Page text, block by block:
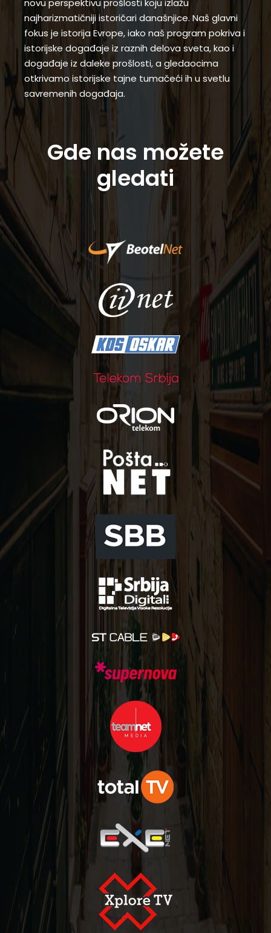
novu perspektivu prošlosti koju izlažu
najharizmatičniji istoričari današnjice. Naš glavni
fokus je istorija Evrope, iako naš program pokriva i
istorijske događaje iz raznih delova sveta, kao i
događaje iz daleke prošlosti, a gledaocima
otkrivamo istorijske tajne tumačeći ih u svetlu
savremenih događaja.
Gde nas možete
gledati